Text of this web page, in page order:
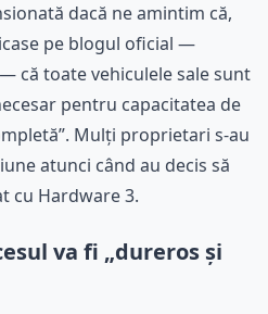
dacă ne amintim că,
pe blogul oficial —
că toate vehiculele sale sunt
pentru capacitatea de
Mulți proprietari s-au
atunci când au decis să
cu Hardware 3.
va fi „dureros și